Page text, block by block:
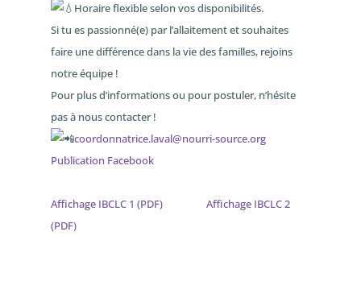
Horaire flexible selon vos disponibilités.
Si tu es passionné(e) par l’allaitement et souhaites
faire une différence dans la vie des familles, rejoins
notre équipe !
Pour plus d’informations ou pour postuler, n’hésite
pas à nous contacter !
coordonnatrice.laval@nourri-source.org
Publication Facebook
Affichage IBCLC 1 (PDF) Affichage IBCLC 2
(PDF)